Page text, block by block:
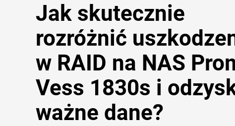
Jak skutecznie
rozróżnić
w RAID na NAS
Vess 1830s i
ważne dane?